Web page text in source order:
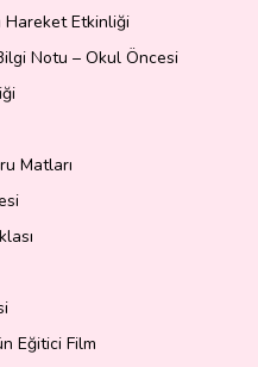
Hareket Etkinliği
Notu – Okul Öncesi
Matları
Eğitici Film